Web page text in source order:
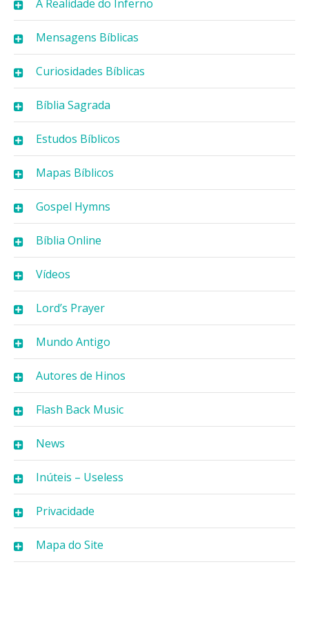
A Realidade do Inferno
Mensagens Bíblicas
Curiosidades Bíblicas
Bíblia Sagrada
Estudos Bíblicos
Mapas Bíblicos
Gospel Hymns
Bíblia Online
Vídeos
Lord’s Prayer
Mundo Antigo
Autores de Hinos
Flash Back Music
News
Inúteis – Useless
Privacidade
Mapa do Site